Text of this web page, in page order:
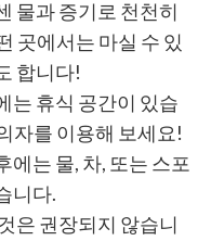
물과 증기로 천천히
곳에서는 마실 수 있
합니다!
는 휴식 공간이 있습
자를 이용해 보세요!
에는 물, 차, 또는 스포
니다.
은 권장되지 않습니